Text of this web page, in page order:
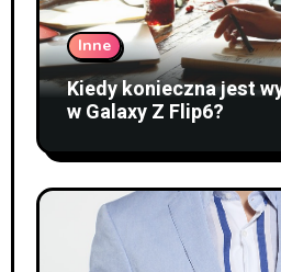
Inne
Kiedy konieczna jest
w Galaxy Z Flip6?